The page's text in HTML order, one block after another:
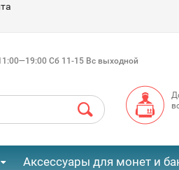
Сб 11-15 Вс выходной
Аксессуары для монет и